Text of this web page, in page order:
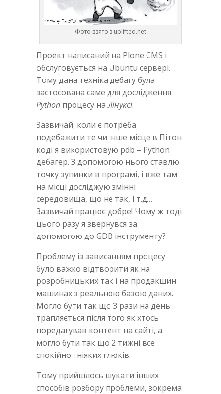
Фото взято з uplifted.net
Проект написаний на Plone CMS і
обслуговується на Ubuntu сервері.
Тому дана техніка дебагу була
застосована саме для дослідження
Python процесу наЛінуксі.
Зазвичай, коли є потреба
подебажити те чи інше місце в Пітон
коді я використовую pdb – Python
дебагер. З допомогою нього ставлю
точку зупинки в програмі, і вже там
на місці досліджую змінні
середовища, що не так, і т.д…
Зазвичай працює добре! Чому ж тоді
цього разу я звернувся за
допомогою до GDB інструменту?
Проблему із зависанням процесу
було важко відтворити як на
розробницьких так і на продакшин
машинах з реальною базою даних.
Могло бути так що 3 рази на день
трапляється після того як хтось
поредагував контент на сайті, а
могло бути так що 2 тижні все
спокійно і ніяких глюків.
Тому прийшлось шукати інших
способів розбору проблеми, зокрема